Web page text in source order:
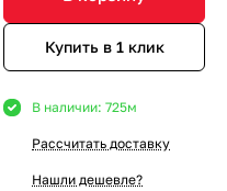
Купить в 1 клик
В наличии: 725м
Рассчитать доставку
Нашли дешевле?